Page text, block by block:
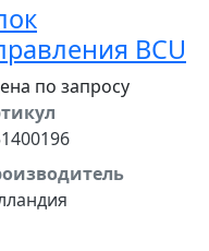
BCU
по запросу